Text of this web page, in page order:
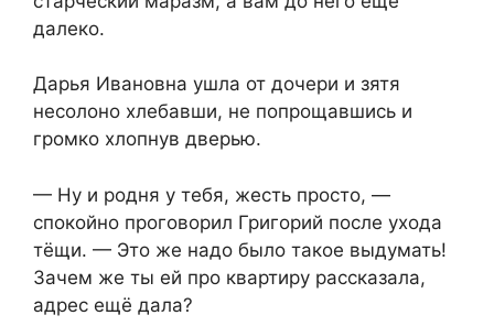
далеко.
Дарья Ивановна ушла от дочери и зятя
несолоно хлебавши, не попрощавшись и
громко хлопнув дверью.
— Ну и родня у тебя, жесть просто, —
спокойно проговорил Григорий после ухода
тёщи. — Это же надо было такое выдумать!
Зачем же ты ей про квартиру рассказала,
адрес ещё дала?